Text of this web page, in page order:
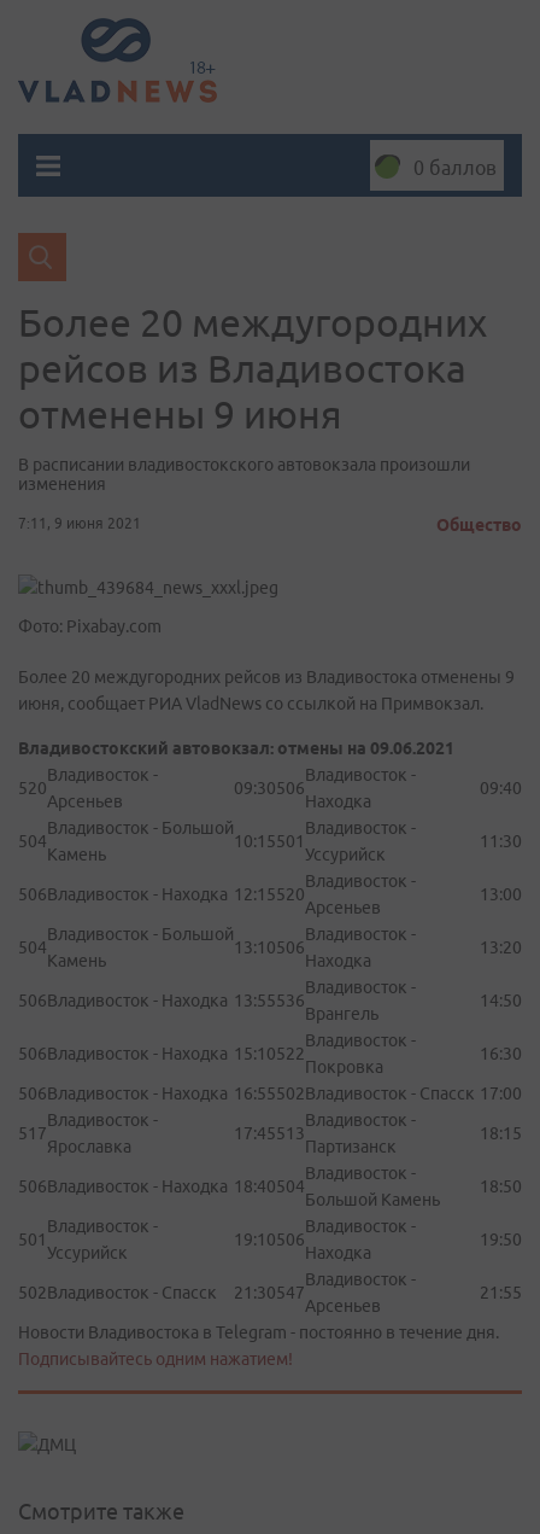
0 баллов
Более 20 междугородних
рейсов из Владивостока
отменены 9 июня
В расписании владивостокского автовокзала произошли
изменения
7:11, 9 июня 2021 Общество
Фото: Pixabay.com
Более 20 междугородних рейсов из Владивостока отменены 9
июня, сообщает РИА VladNews со ссылкой на Примвокзал.
Владивостокский автовокзал: отмены на 09.06.2021
520
Владивосток -
Арсеньев
09:30506
Владивосток -
Находка
09:40
504
Владивосток - Большой
Камень
10:15501
Владивосток -
Уссурийск
11:30
506Владивосток - Находка 12:15520
Владивосток -
Арсеньев
13:00
504
Владивосток - Большой
Камень
13:10506
Владивосток -
Находка
13:20
506Владивосток - Находка 13:55536
Владивосток -
Врангель
14:50
506Владивосток - Находка 15:10522
Владивосток -
Покровка
16:30
506Владивосток - Находка 16:55502Владивосток - Спасск 17:00
517
Владивосток -
Ярославка
17:45513
Владивосток -
Партизанск
18:15
506Владивосток - Находка 18:40504
Владивосток -
Большой Камень
18:50
501
Владивосток -
Уссурийск
19:10506
Владивосток -
Находка
19:50
502Владивосток - Спасск 21:30547
Владивосток -
Арсеньев
21:55
Новости Владивостока в Telegram - постоянно в течение дня.
Подписывайтесь одним нажатием!
Смотрите также